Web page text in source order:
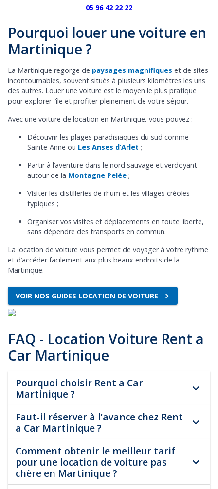
05 96 42 22 22
Pourquoi louer une voiture en
Martinique ?
La Martinique regorge de paysages magnifiques et de sites
incontournables, souvent situés à plusieurs kilomètres les uns
des autres. Louer une voiture est le moyen le plus pratique
pour explorer l’île et profiter pleinement de votre séjour.
Avec une voiture de location en Martinique, vous pouvez :
Découvrir les plages paradisiaques du sud comme
Sainte-Anne ou Les Anses d’Arlet ;
Partir à l’aventure dans le nord sauvage et verdoyant
autour de la Montagne Pelée ;
Visiter les distilleries de rhum et les villages créoles
typiques ;
Organiser vos visites et déplacements en toute liberté,
sans dépendre des transports en commun.
La location de voiture vous permet de voyager à votre rythme
et d’accéder facilement aux plus beaux endroits de la
Martinique.
VOIR NOS GUIDES LOCATION DE VOITURE
FAQ - Location Voiture Rent a
Car Martinique
Pourquoi choisir Rent a Car
Martinique ?
Faut-il réserver à l’avance chez Rent
a Car Martinique ?
Comment obtenir le meilleur tarif
pour une location de voiture pas
chère en Martinique ?